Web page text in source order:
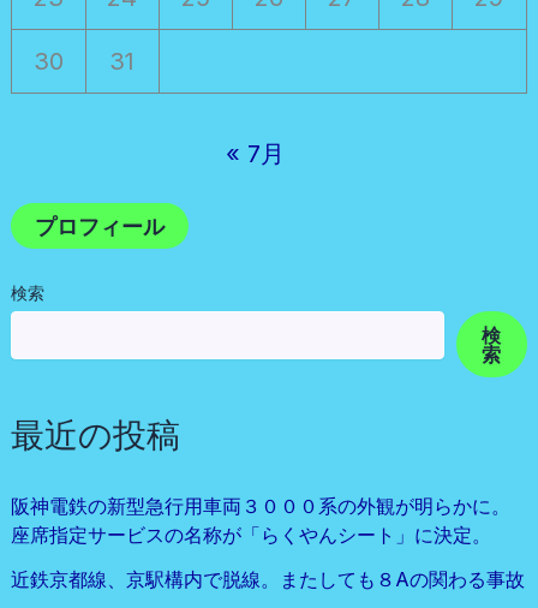
30 31
« 7月
プロフィール
検索
検
索
最近の投稿
阪神電鉄の新型急行用車両３０００系の外観が明らかに。
座席指定サービスの名称が「らくやんシート」に決定。
近鉄京都線、京駅構内で脱線。またしても８Aの関わる事故